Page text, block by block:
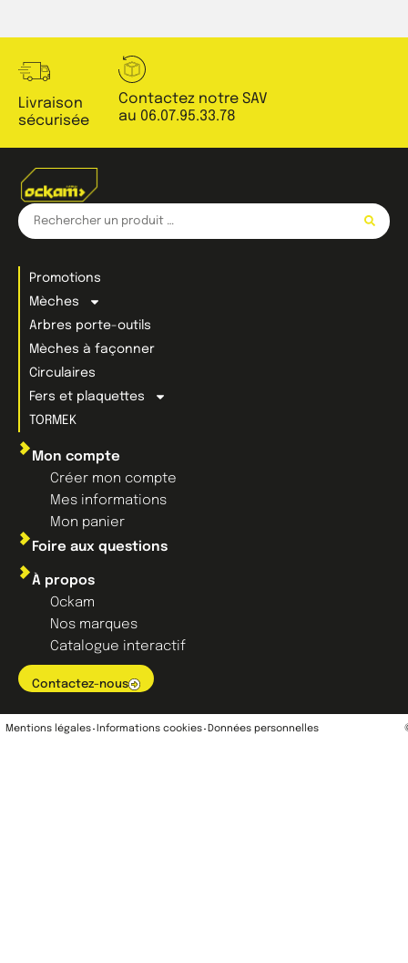
Livraison
sécurisée
Contactez notre SAV
au 06.07.95.33.78
À propos
Ockam
Nos marques
Catalogue interactif
Contactez-nous
Promotions
Mèches
Arbres porte-outils
Mèches à façonner
Circulaires
Fers et plaquettes
TORMEK
Mon compte
Créer mon compte
Mes informations
Mon panier
Foire aux questions
Mentions légales Informations cookies Données personnelles